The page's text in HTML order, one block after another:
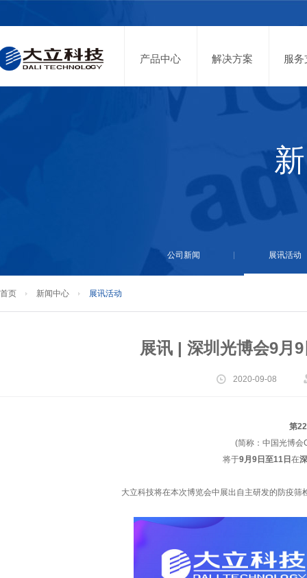
产品中心 解决方案 服
公司新闻 展讯活动
首页 新闻中心 展讯活动
展讯 | 深圳光博会9月
2020-09-08
第
(简称：中国光博会
将于9月9日至11日 在
大立科技将在本次博览会中展出自主研发的防疫